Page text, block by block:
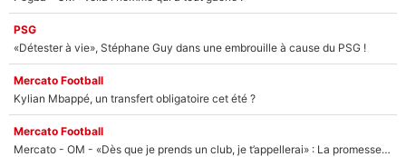
PSG
«Détester à vie», Stéphane Guy dans une embrouille à cause du PSG !
Mercato Football
Kylian Mbappé, un transfert obligatoire cet été ?
Mercato Football
Mercato - OM - «Dès que je prends un club, je t’appellerai» : La promesse de Marcelino au moment de claquer la porte